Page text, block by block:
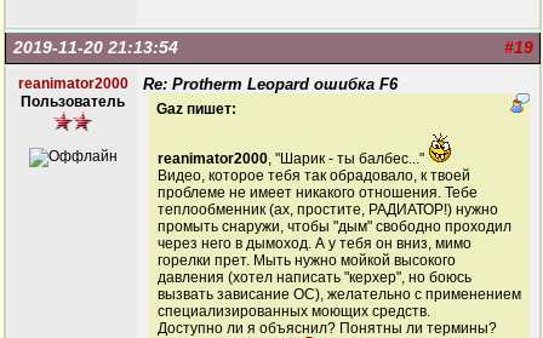
#19
2019-11-20 21:13:54
reanimator2000
Пользователь
Re: Protherm Leopard ошибка F6
Gaz пишет:
reanimator2000, "Шарик - ты балбес..."
Видео, которое тебя так обрадовало, к твоей
проблеме не имеет никакого отношения. Тебе
теплообменник (ах, простите, РАДИАТОР!) нужно
промыть снаружи, чтобы "дым" свободно проходил
через него в дымоход. А у тебя он вниз, мимо
горелки прет. Мыть нужно мойкой высокого
давления (хотел написать "керхер", но боюсь
вызвать зависание ОС), желательно с применением
специализированных моющих средств.
Доступно ли я объяснил? Понятны ли термины?